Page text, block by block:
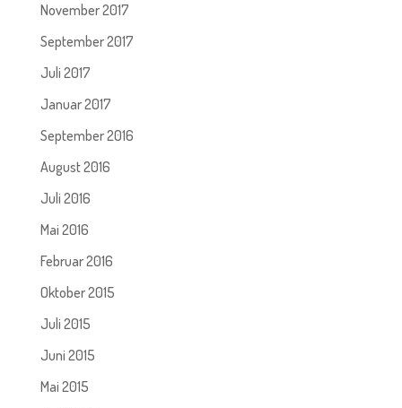
November 2017
September 2017
Juli 2017
Januar 2017
September 2016
August 2016
Juli 2016
Mai 2016
Februar 2016
Oktober 2015
Juli 2015
Juni 2015
Mai 2015